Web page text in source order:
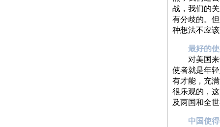
战，我们的
有分歧的。
种想法不应
最好的
对美国来
使者就是年
有才能，充
很乐观的，
及两国和全
中国使